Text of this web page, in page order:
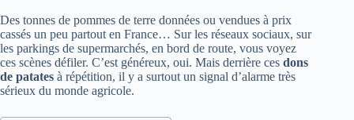
Des tonnes de pommes de terre données ou vendues à prix
cassés un peu partout en France… Sur les réseaux sociaux, sur
les parkings de supermarchés, en bord de route, vous voyez
ces scènes défiler. C’est généreux, oui. Mais derrière ces dons
de patates à répétition, il y a surtout un signal d’alarme très
sérieux du monde agricole.